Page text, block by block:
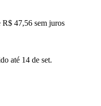
R$ 47,56 sem juros
até 14 de set.